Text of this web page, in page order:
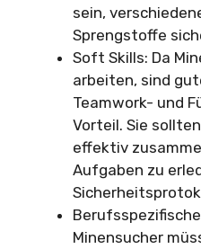
sein,
Sprengstoffe
Soft Skills: Da
arbeiten, sind
Teamwork- und
Vorteil. Sie
effektiv
Aufgaben zu
Minensucher